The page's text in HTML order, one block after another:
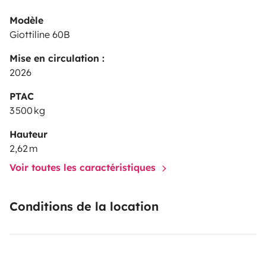
Modèle
Giottiline 60B
Mise en circulation :
2026
PTAC
3 500 kg
Hauteur
2,62 m
Voir toutes les caractéristiques
Conditions de la location